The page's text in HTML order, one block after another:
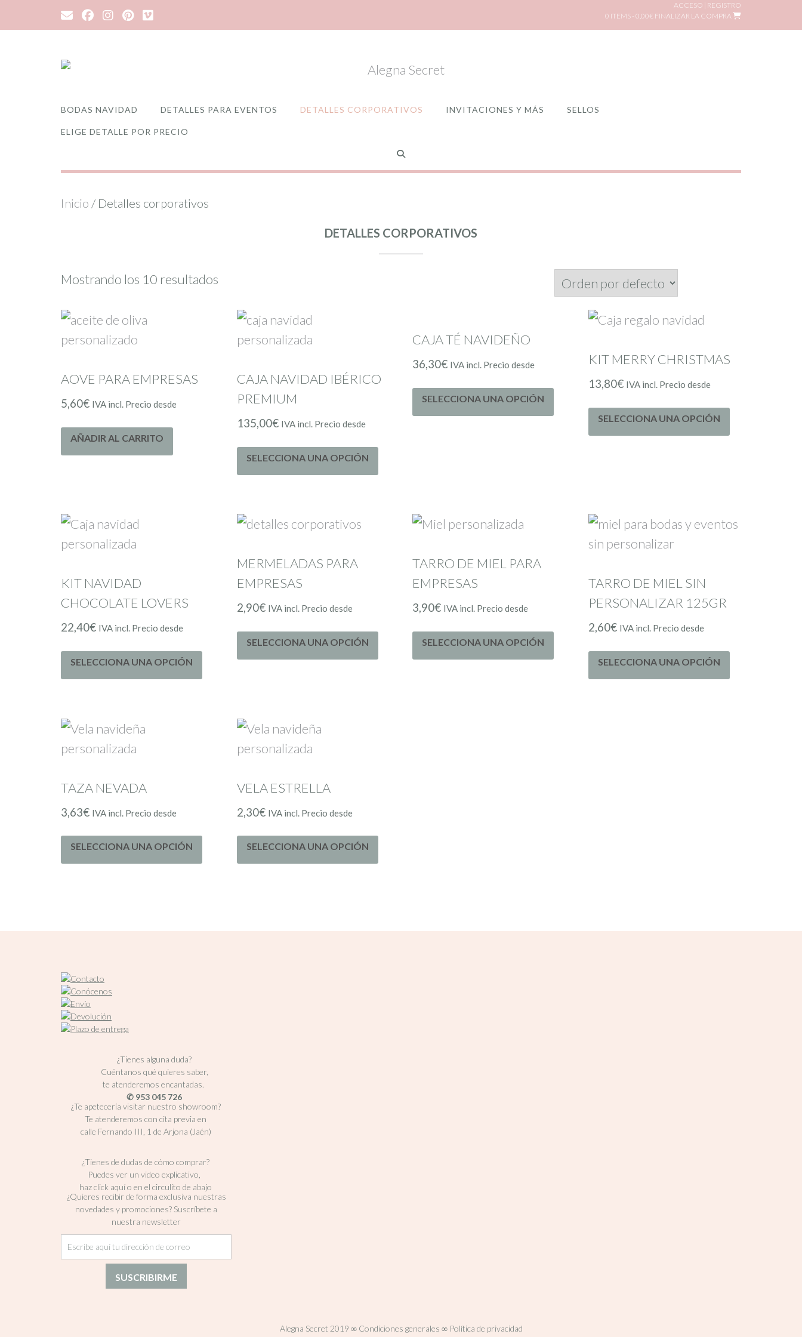
al
ACCESO | REGISTRO
0 ITEMS - 0,00€ FINALIZAR LA COMPRA
BODAS NAVIDAD DETALLES PARA EVENTOS DETALLES CORPORATIVOS INVITACIONES Y MÁS SELLOS
ELIGE DETALLE POR PRECIO
Inicio / Detalles corporativos
DETALLES CORPORATIVOS
Mostrando los 10 resultados
AOVE PARA EMPRESAS
5,60€ IVA incl. Precio desde
AÑADIR AL CARRITO
CAJA NAVIDAD IBÉRICO
PREMIUM
135,00€ IVA incl. Precio desde
SELECCIONA UNA OPCIÓN
CAJA TÉ NAVIDEÑO
36,30€ IVA incl. Precio desde
SELECCIONA UNA OPCIÓN
KIT MERRY CHRISTMAS
13,80€ IVA incl. Precio desde
SELECCIONA UNA OPCIÓN
KIT NAVIDAD
CHOCOLATE LOVERS
22,40€ IVA incl. Precio desde
SELECCIONA UNA OPCIÓN
MERMELADAS PARA
EMPRESAS
2,90€ IVA incl. Precio desde
SELECCIONA UNA OPCIÓN
TARRO DE MIEL PARA
EMPRESAS
3,90€ IVA incl. Precio desde
SELECCIONA UNA OPCIÓN
TARRO DE MIEL SIN
PERSONALIZAR 125GR
2,60€ IVA incl. Precio desde
SELECCIONA UNA OPCIÓN
TAZA NEVADA
3,63€ IVA incl. Precio desde
SELECCIONA UNA OPCIÓN
VELA ESTRELLA
2,30€ IVA incl. Precio desde
SELECCIONA UNA OPCIÓN
¿Tienes alguna duda?
Cuéntanos qué quieres saber,
te atenderemos encantadas.
✆ 953 045 726
¿Te apetecería visitar nuestro showroom?
Te atenderemos con cita previa en
calle Fernando III, 1 de Arjona (Jaén)
¿Tienes de dudas de cómo comprar?
Puedes ver un video explicativo,
haz click aquí o en el circulito de abajo
¿Quieres recibir de forma exclusiva nuestras
novedades y promociones? Suscríbete a
nuestra newsletter
Alegna Secret 2019 ∞ Condiciones generales ∞ Política de privacidad